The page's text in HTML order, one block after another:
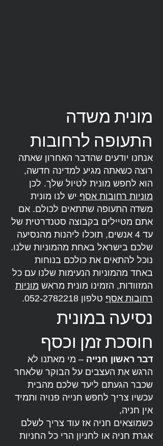
מונית משדה
התעופה לרחובות
אנחנו יודעים שהדבר האחרון שאתה
רוצה כשאתה מגיע למדינה חדשה,
הוא לחפש מונית לטיול שלך. לכן
מוניות רחובות אסף יש לנו מונית
משדה התעופה שתתאים לכולם. אם
אתם מטיילים בקבוצה סטנדרטית של
עד 4 אנשים, תוכלו ליהנות מהנסיעה
שלכם בישראל באחת מהמוניות שלנו.
נוכל להתאים את כולכם בנוחות
באחד מהמוניות הנעימות שלנו עם כל
המזוודות, הזמינו מונית מראש מוניות
רחובות אסף טלפון 052-2782218
.
נסיעה במונית
חוסכת זמן וכסף
דבר ראשון חנייה – מי מאתנו לא
הרגש את העצבים על הבוקר שלאחר
שכבר הגעתם ליעד שלכם מהבית
עכשיו צריך לחפש חנייה פנויה ותמיד
אין חניה,
כשמוצאים חניה אז עוד צריך לשלם
אגרת חניה או לחניון הרי כל החניות